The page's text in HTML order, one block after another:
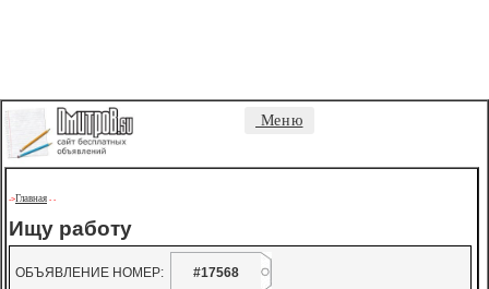
Меню
->Главная - -
Ищу работу
ОБЪЯВЛЕНИЕ НОМЕР:
#17568